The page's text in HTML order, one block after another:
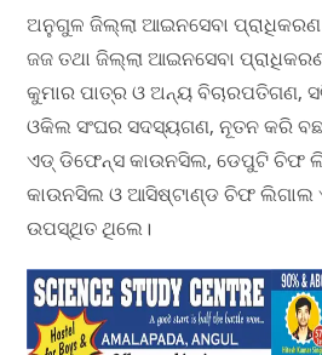
ଅନୁଗୁଳ ଜିଲ୍ଲା ଆଇନସେବା
ଜଜ ତଥା ଜିଲ୍ଲା ଆଇନସେବା
କୁମାର ପାତ୍ର ଓ ଅନ୍ୟ ବିଚାରପତିଗଣ,
ଓକିଲ ସଂଘର ସଦସ୍ୟଗଣ, ନୂତନ କରି
ଏଡ୍ ଡିଫେନ୍ସ କାଉନସିଲ, ଡେପୁଟି ଚିଫ
କାଉନସିଲ ଓ ଆସିଷ୍ଟାଣ୍ଡ ଚିଫ ଲିଗାଲ
ଉପସ୍ଥିତ ଥିଲେ।